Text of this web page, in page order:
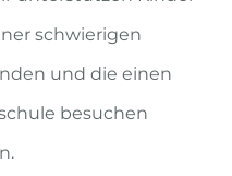
schwierigen
und die einen
besuchen